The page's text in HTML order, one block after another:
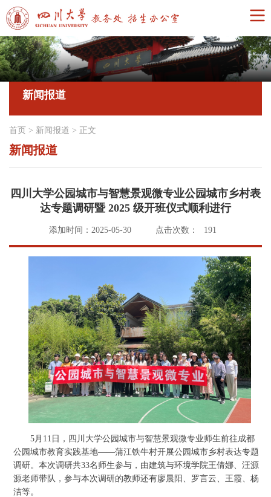
新闻报道
首页 > 新闻报道 > 正文
新闻报道
四川大学公园城市与智慧景观微专业公园城市乡村表
达专题调研暨 2025 级开班仪式顺利进行
添加时间：2025-05-30 点击次数： 191
5月11日，四川大学公园城市与智慧景观微专业师生前往成都
公园城市教育实践基地——蒲江铁牛村开展公园城市乡村表达专题
调研。本次调研共33名师生参与，由建筑与环境学院王倩娜、汪源
源老师带队，参与本次调研的教师还有廖晨阳、罗言云、王霞、杨
洁等。